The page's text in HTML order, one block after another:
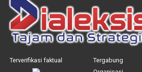
Terverifikasi faktual
Tergabung